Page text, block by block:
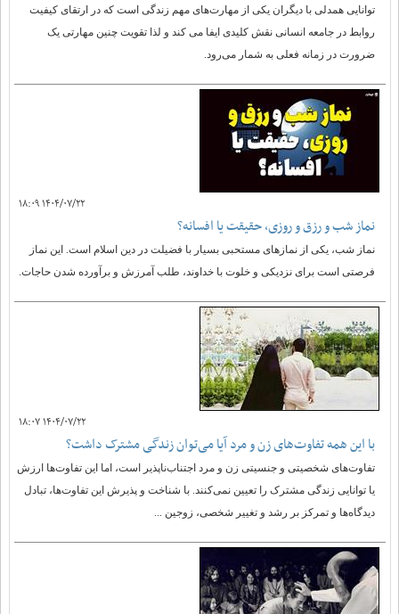
توانایی همدلی با دیگران یکی از مهارت‌های مهم زندگی است که در ارتقای کیفیت
روابط در جامعه انسانی نقش کلیدی ایفا می کند و لذا تقویت چنین مهارتی یک
ضرورت در زمانه فعلی به شمار می‌رود.
۱۴۰۴/۰۷/۲۲ ۱۸:۰۹
نماز شب و رزق و روزی، حقیقت یا افسانه؟
نماز شب، یکی از نمازهای مستحبی بسیار با فضیلت در دین اسلام است. این نماز
فرصتی است برای نزدیکی و خلوت با خداوند، طلب آمرزش و برآورده شدن حاجات.
۱۴۰۴/۰۷/۲۲ ۱۸:۰۷
با این همه تفاوت‌های زن و مرد آیا می‌توان زندگی مشترک داشت؟
تفاوت‌های شخصیتی و جنسیتی زن و مرد اجتناب‌ناپذیر است، اما این تفاوت‌ها ارزش
یا توانایی زندگی مشترک را تعیین نمی‌کنند. با شناخت و پذیرش این تفاوت‌ها، تبادل
دیدگاه‌ها و تمرکز بر رشد و تغییر شخصی، زوجین ...